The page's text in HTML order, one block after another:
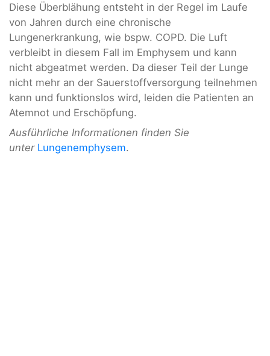
Diese Überblähung entsteht in der Regel im Laufe
von Jahren durch eine chronische
Lungenerkrankung, wie bspw. COPD. Die Luft
verbleibt in diesem Fall im Emphysem und kann
nicht abgeatmet werden. Da dieser Teil der Lunge
nicht mehr an der Sauerstoffversorgung teilnehmen
kann und funktionslos wird, leiden die Patienten an
Atemnot und Erschöpfung.
Ausführliche Informationen finden Sie
unter Lungenemphysem.